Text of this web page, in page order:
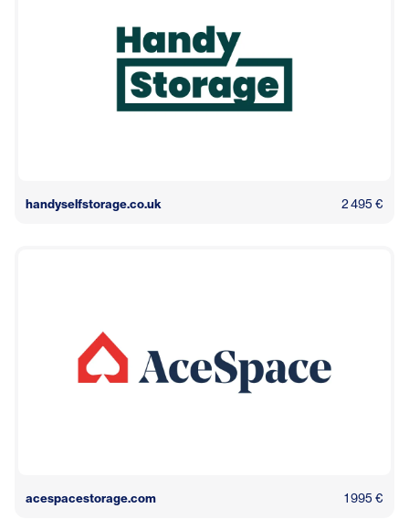
handyselfstorage.co.uk 2 495 €
acespacestorage.com 1 995 €